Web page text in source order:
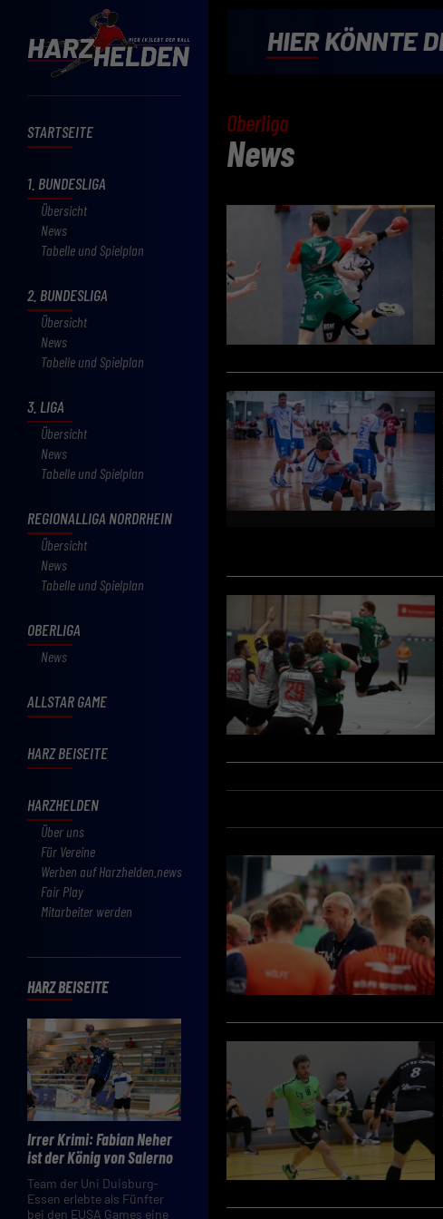
STARTSEITE
1. BUNDESLIGA
Übersicht
News
Tabelle und Spielplan
2. BUNDESLIGA
Übersicht
News
Tabelle und Spielplan
3. LIGA
Übersicht
News
Tabelle und Spielplan
REGIONALLIGA NORDRHEIN
Übersicht
News
Tabelle und Spielplan
OBERLIGA
News
ALLSTAR GAME
HARZ BEISEITE
HARZHELDEN
Über uns
Für Vereine
Werben auf Harzhelden.news
Fair Play
Mitarbeiter werden
HARZ BEISEITE
Irrer Krimi: Fabian Neher
ist der König von Salerno
Team der Uni Duisburg-
Essen erlebte als Fünfter
bei den EUSA Games eine
Oberliga
News